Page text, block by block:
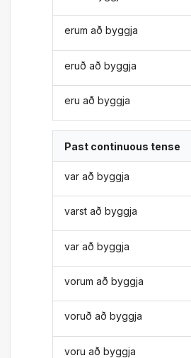
erum að byggja
eruð að byggja
eru að byggja
Past continuous tense
var að byggja
varst að byggja
var að byggja
vorum að byggja
voruð að byggja
voru að byggja